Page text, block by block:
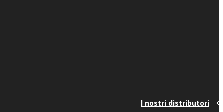
I nostri distributori